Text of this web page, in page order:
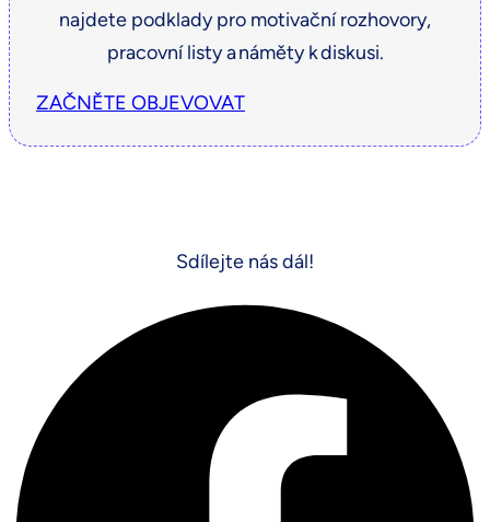
najdete podklady pro motivační rozhovory,
pracovní listy a náměty k diskusi.
ZAČNĚTE OBJEVOVAT
Sdílejte nás dál!